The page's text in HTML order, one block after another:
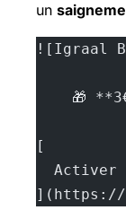
un
![Igraal
🎁
[
Activer
](https://